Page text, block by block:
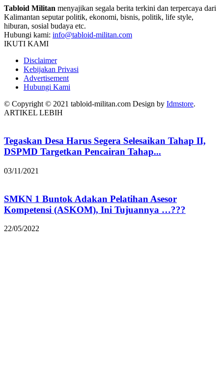
Tabloid Militan menyajikan segala berita terkini dan terpercaya dari
Kalimantan seputar politik, ekonomi, bisnis, politik, life style,
hiburan, sosial budaya etc.
Hubungi kami: info@tabloid-militan.com
IKUTI KAMI
Disclaimer
Kebijakan Privasi
Advertisement
Hubungi Kami
© Copyright © 2021 tabloid-militan.com Design by Idmstore.
ARTIKEL LEBIH
Tegaskan Desa Harus Segera Selesaikan Tahap II,
DSPMD Targetkan Pencairan Tahap...
03/11/2021
SMKN 1 Buntok Adakan Pelatihan Asesor
Kompetensi (ASKOM), Ini Tujuannya …???
22/05/2022